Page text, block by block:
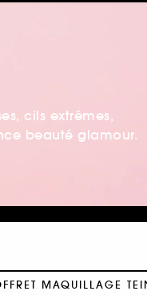
cils extrêmes,
beauté glamour.
MAQUILLAGE